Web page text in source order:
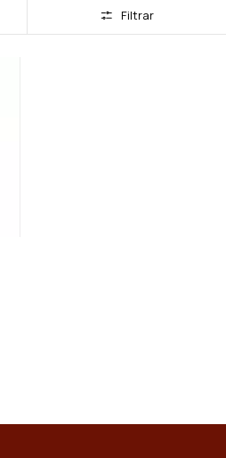
Filtrar